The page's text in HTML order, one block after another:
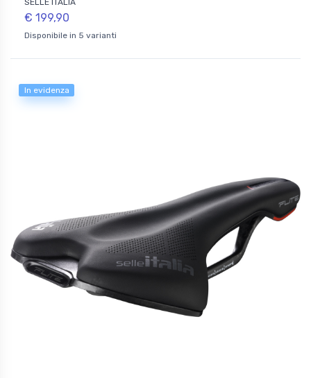
SELLE ITALIA
€ 199,90
Disponibile in 5 varianti
In evidenza